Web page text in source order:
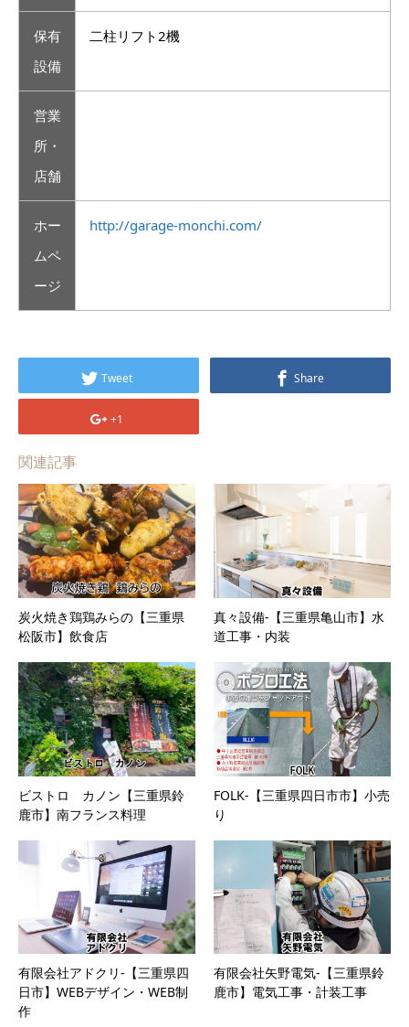
保有
設備
二柱リフト2機
営業
所・
店舗
ホー
ムペ
ージ
http://garage-monchi.com/
Tweet Share
+1
関連記事
炭火焼き鶏鶏みらの【三重県
松阪市】飲食店
真々設備-【三重県亀山市】水
道工事・内装
ビストロ カノン【三重県鈴
鹿市】南フランス料理
FOLK-【三重県四日市市】小売
り
有限会社アドクリ-【三重県四
日市】WEBデザイン・WEB制
作
有限会社矢野電気-【三重県鈴
鹿市】電気工事・計装工事